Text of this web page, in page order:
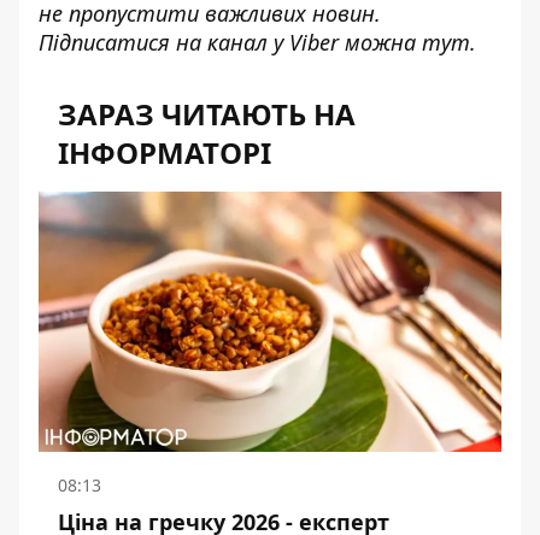
не пропустити важливих новин.
Підписатися на канал у Viber можна тут.
ЗАРАЗ ЧИТАЮТЬ НА
ІНФОРМАТОРІ
08:13
Ціна на гречку 2026 - експерт